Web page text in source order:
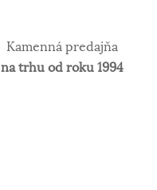
Kamenná predajňa
na trhu od roku 1994